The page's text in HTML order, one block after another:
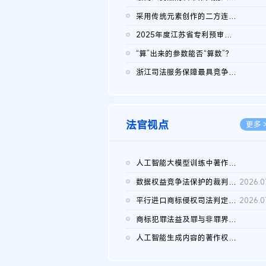
采用传统元素创作的二方连续装饰图案作品的独创性及侵权对比认定
2025年度江苏省专利预审典型案例
“算”出来的参数能否“算数”？
浙江司法服务保障最具竞争力营商环境建设典型案例（第二批）含侵...
法官视点 更多
人工智能大模型训练中著作权的合理使用
数据权益竞争法保护的裁判路径构建
平行进口商标侵权司法判定规则的困境与纾解
商标犯罪法益及罪与非罪界限研究
人工智能生成内容的著作权司法认定：演进逻辑、现实困境与规则建...